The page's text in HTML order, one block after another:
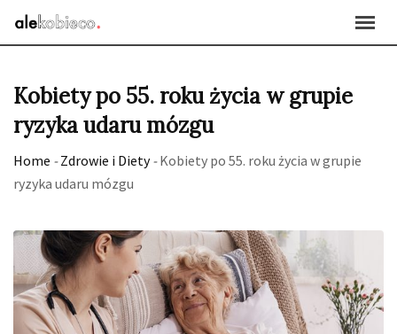
Kobiety po 55. roku życia w grupie
ryzyka udaru mózgu
Home -Zdrowie i Diety-Kobiety po 55. roku życia w grupie
ryzyka udaru mózgu